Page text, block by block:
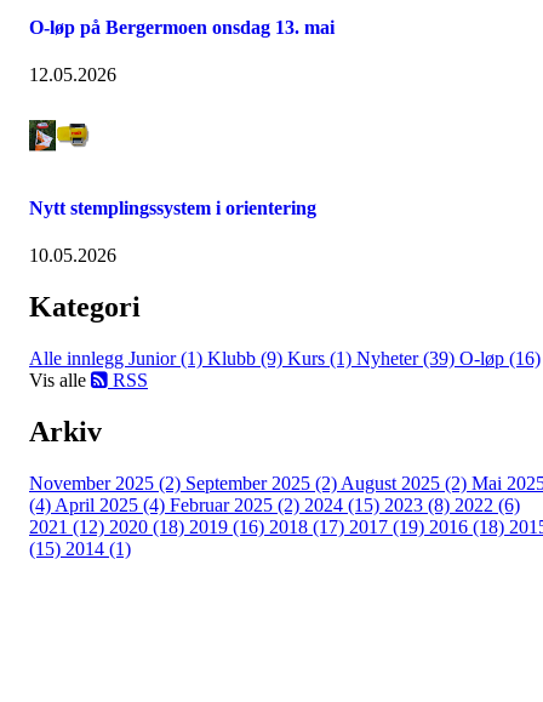
O-løp på Bergermoen onsdag 13. mai
12.05.2026
Nytt stemplingssystem i orientering
10.05.2026
Kategori
Alle innlegg Junior (1) Klubb (9) Kurs (1) Nyheter (39) O-løp (16)
Vis alle
RSS
Arkiv
November 2025 (2) September 2025 (2) August 2025 (2) Mai
(4) April 2025 (4) Februar 2025 (2) 2024 (15) 2023 (8) 2022 (6)
2021 (12) 2020 (18) 2019 (16) 2018 (17) 2017 (19) 2016 (18)
(15) 2014 (1)